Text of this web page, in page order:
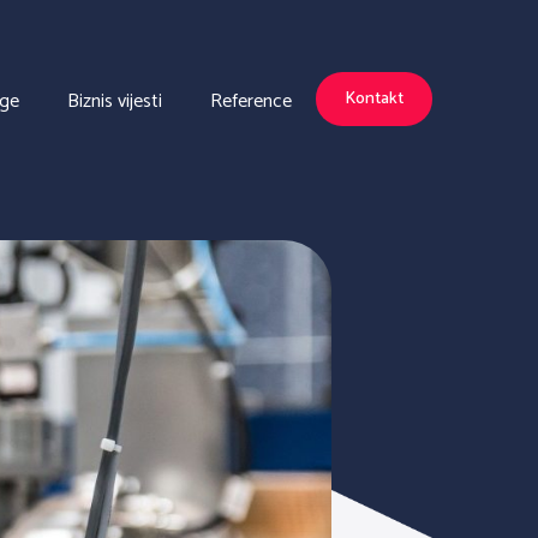
Biznis vijesti Reference Kontakt